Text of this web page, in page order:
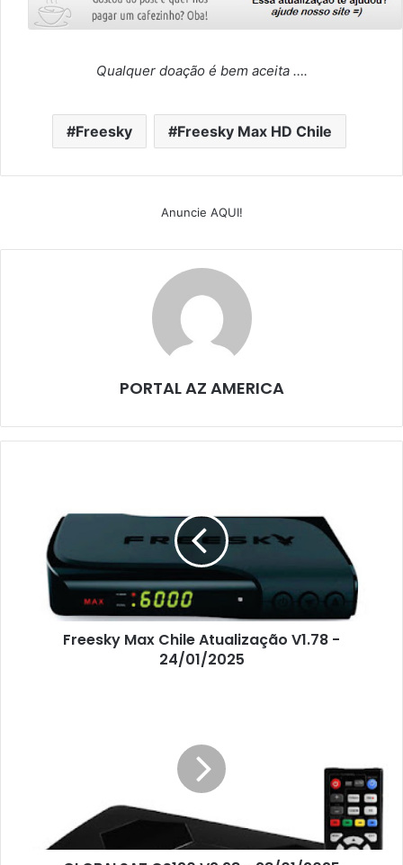
Qualquer doação é bem aceita ….
Freesky Freesky Max HD Chile
Anuncie AQUI!
PORTAL AZ AMERICA
Freesky Max Chile Atualização V1.78 -
24/01/2025